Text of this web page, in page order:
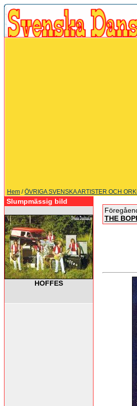
Hem /ÖVRIGA SVENSKA ARTISTER OCH
Slumpmässig bild
HOFFES
THE